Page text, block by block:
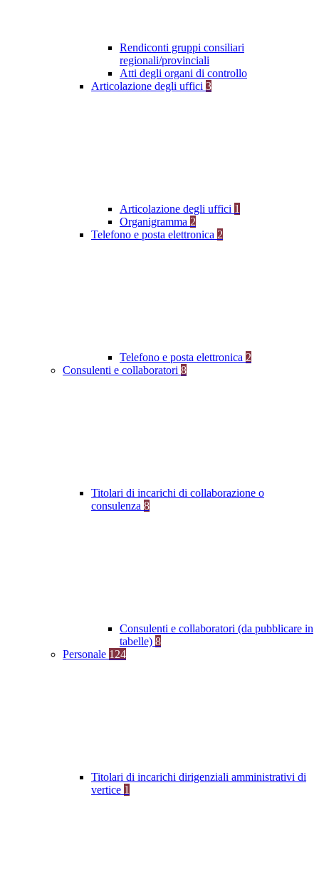
Rendiconti gruppi consiliari
regionali/provinciali
Atti degli organi di controllo
Articolazione degli uffici 3
Articolazione degli uffici 1
Organigramma 2
Telefono e posta elettronica 2
Telefono e posta elettronica 2
Consulenti e collaboratori 8
Titolari di incarichi di collaborazione o
consulenza 8
Consulenti e collaboratori (da pubblicare in
tabelle) 8
Personale 124
Titolari di incarichi dirigenziali amministrativi di
vertice 1